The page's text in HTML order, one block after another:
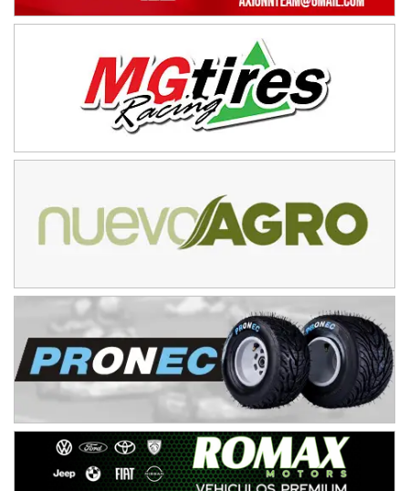
CENTRO BONAERENSE - F6
Emilio Parisi (Tierra)
COBERTURA ON-LINE DE E-KART.COM.AR
15/16/17-AGO
APAK - F6
PROKART METROPOLITANO - F1
AKPS - F6
Kartódromo AKPS (Asfalto)
Comodoro Rivadavia (Chubut)
CORDOBES ASFALTO - F7
Complejo Valentín Lauret (Tierra)
ENTRERRIANO - F6
Parque de la Velocidad (Asfalto)
Villaguay (Entre Ríos)